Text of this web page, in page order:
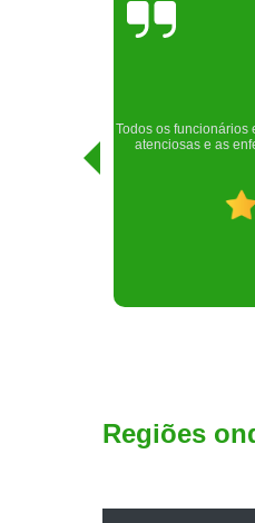
Realizei uma
Raphaela e ela foi
Regiões